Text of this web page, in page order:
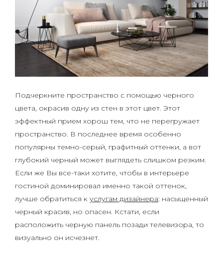
Подчеркните пространство с помощью черного
цвета, окрасив одну из стен в этот цвет. Этот
эффектный прием хорош тем, что не перегружает
пространство. В последнее время особенно
популярны темно-серый, графитный оттенки, а вот
глубокий черный может выглядеть слишком резким.
Если же Вы все-таки хотите, чтобы в интерьере
гостиной доминировал именно такой оттенок,
лучше обратиться к услугам дизайнера: насыщенный
черный красив, но опасен. Кстати, если
расположить черную панель позади телевизора, то
визуально он исчезнет.